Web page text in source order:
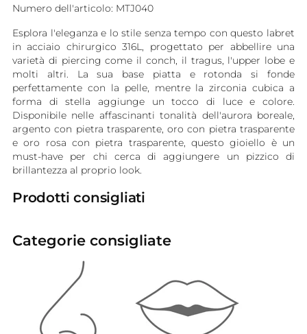
Numero dell'articolo: MTJ040
Esplora l'eleganza e lo stile senza tempo con questo labret
in acciaio chirurgico 316L, progettato per abbellire una
varietà di piercing come il conch, il tragus, l'upper lobe e
molti altri. La sua base piatta e rotonda si fonde
perfettamente con la pelle, mentre la zirconia cubica a
forma di stella aggiunge un tocco di luce e colore.
Disponibile nelle affascinanti tonalità dell'aurora boreale,
argento con pietra trasparente, oro con pietra trasparente
e oro rosa con pietra trasparente, questo gioiello è un
must-have per chi cerca di aggiungere un pizzico di
brillantezza al proprio look.
Prodotti consigliati
Categorie consigliate